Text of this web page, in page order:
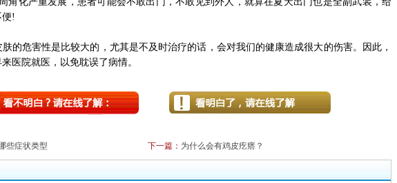
!
危害性是比较大的，尤其是不及时治疗的话，会对我们的健康造成很大的伤害。因此，
医院就医，以免耽误了病情。
些症状类型 下一篇： 为什么会有鸡皮疙瘩？